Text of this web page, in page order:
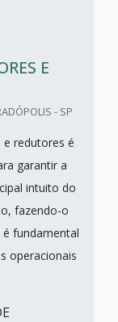
E
- SP
redutores é
garantir a
intuito do
fazendo-o
fundamental
operacionais